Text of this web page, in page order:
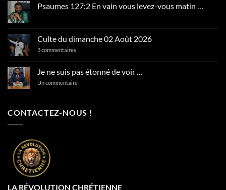
Psaumes 127:2 En vain vous levez-vous matin …
Psaumes
127:2
En
levez-
vous
matin
Culte du dimanche 02 Août 2026
3 commentaires
dimanche
02
Août
Je ne suis pas étonné de voir …
Un commentairesur
étonné
CONTACTEZ-NOUS !
LA RÉVOLUTION CHRÉTIENNE